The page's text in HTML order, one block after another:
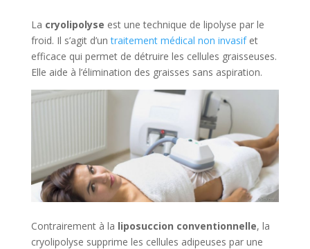
La cryolipolyse est une technique de lipolyse par le
froid. Il s’agit d’untraitement médical non invasifet
efficace qui permet de détruire les cellules graisseuses.
Elle aide à l’élimination des graisses sans aspiration.
Contrairement à la liposuccion conventionnelle, la
cryolipolyse supprime les cellules adipeuses par une